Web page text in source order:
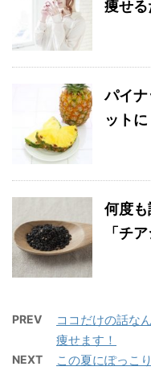
痩せる
パイ
ット
何度
「チ
PREV
ココだけの話な
痩せます！
NEXT この夏にぽっこ